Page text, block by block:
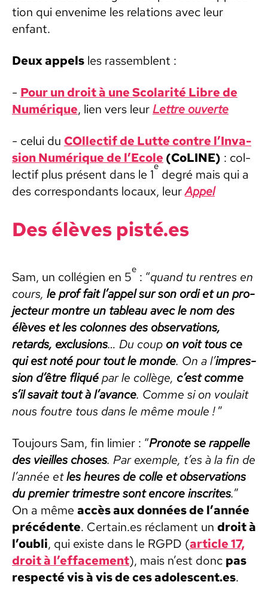
tion qui enven­ime les rela­tions avec leur
enfant.
Deux appels les rassem­blent :
- Pour un droit à une Sco­lar­ité Libre de
Numérique, lien vers leurLet­tre ouverte
- celui du COl­lec­tif de Lutte con­tre l’In­va­
sion Numérique de l’Ecole (CoL­INE) : col­
lec­tif plus présent dans le 1
e
degré mais qui a
des cor­re­spon­dants locaux, leurAppel
Des élèves pisté.es
Sam, un col­légien en 5
e
: “quand tu ren­tres en
cours, le prof fait l’appel sur son ordi et un pro­
jecteur mon­tre un tableau avec le nom des
élèves et les colonnes des obser­va­tions,
retards, exclu­sions… Du coup on voit tous ce
qui est noté pour tout le monde. On a l’impres­
sion d’être fliquépar le col­lège, c’est comme
s’il savait tout à l’avance. Comme si on voulait
nous foutre tous dans le même moule !”
Tou­jours Sam, fin lim­i­er : “Pronote se rap­pelle
des vieilles choses. Par exem­ple, t’es à la fin de
l’année etles heures de colle et obser­va­tions
du pre­mier trimestre sont encore inscrites.”
On a même accès aux don­nées de l’année
précé­dente. Certain.es récla­ment un droit à
l’oubli, qui existe dans le RGPD (arti­cle 17,
droit à l’ef­face­ment), mais n’est donc pas
respec­té vis à vis de ces adolescent.es.